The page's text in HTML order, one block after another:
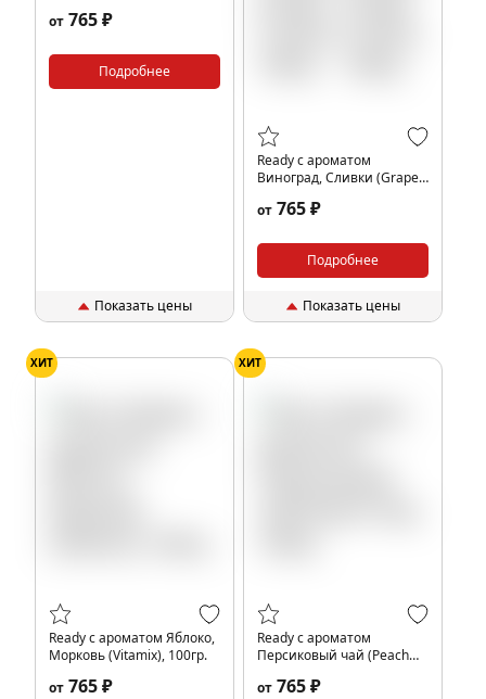
от 765 ₽
Подробнее
Показать цены
Ready с ароматом
Виноград, Сливки (Grape
от 765 ₽
Подробнее
Показать цены
ХИТ
Ready с ароматом Яблоко,
Морковь (Vitamix), 100гр.
от 765 ₽
ХИТ
Ready с ароматом
Персиковый чай (Peach
от 765 ₽